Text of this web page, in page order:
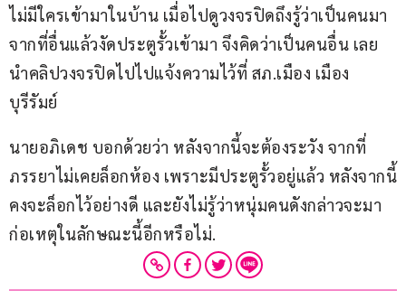
ไม่มีใครเข้ามาในบ้าน เมื่อไปดูวงจรปิดถึงรู้ว่าเป็นคนมา
จากที่อื่นแล้วงัดประตูรั้วเข้ามา จึงคิดว่าเป็นคนอื่น เลย
นำคลิปวงจรปิดไปไปแจ้งความไว้ที่ สภ.เมือง เมือง
บุรีรัมย์
นายอภิเดช บอกด้วยว่า หลังจากนี้จะต้องระวัง จากที่
ภรรยาไม่เคยล็อกห้อง เพราะมีประตูรั้วอยู่แล้ว หลังจากนี้
คงจะล็อกไว้อย่างดี และยังไม่รู้ว่าหนุ่มคนดังกล่าวจะมา
ก่อเหตุในลักษณะนี้อีกหรือไม่.